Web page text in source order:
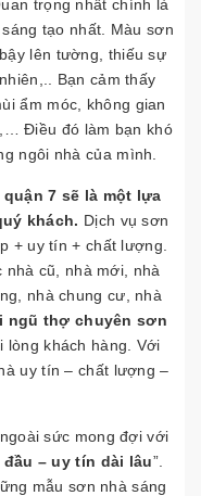
trọng nhất chính là
tạo nhất. Màu sơn
lên tường, thiếu sự
Bạn cảm thấy
ẩm móc, không gian
Điều đó làm bạn khó
ngôi nhà của mình.
7 sẽ là một lựa
khách. Dịch vụ sơn
+ uy tín + chất lượng.
nhà cũ, nhà mới, nhà
nhà chung cư, nhà
ngũ thợ chuyên sơn
lòng khách hàng. Với
uy tín – chất lượng –
sức mong đợi với
– uy tín dài lâu”.
mẫu sơn nhà sáng